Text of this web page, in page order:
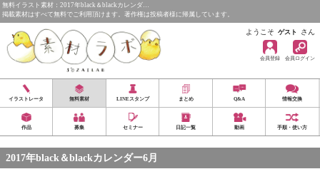
無料イラスト素材：2017年black＆blackカレンダ…
掲載素材はすべて無料でご利用頂けます。著作権は投稿者様に帰属しています。
ようこそ ゲスト さん
会員登録 会員ログイン
イラストレータ 無料素材 LINEスタンプ まとめ Q&A 情報交換
作品 募集 セミナー 日記一覧 動画 手順・使い方
2017年black＆blackカレンダー6月